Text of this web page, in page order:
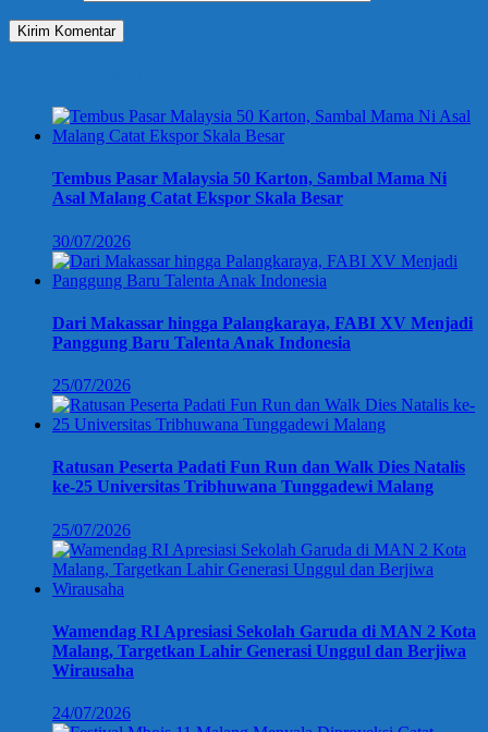
Tembus Pasar Malaysia 50 Karton, Sambal Mama Ni
Asal Malang Catat Ekspor Skala Besar
30/07/2026
Dari Makassar hingga Palangkaraya, FABI XV Menjadi
Panggung Baru Talenta Anak Indonesia
25/07/2026
Ratusan Peserta Padati Fun Run dan Walk Dies Natalis
ke-25 Universitas Tribhuwana Tunggadewi Malang
25/07/2026
Wamendag RI Apresiasi Sekolah Garuda di MAN 2 Kota
Malang, Targetkan Lahir Generasi Unggul dan Berjiwa
Wirausaha
24/07/2026